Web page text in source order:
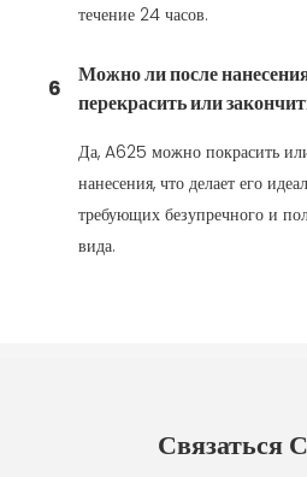
течение 24 часов.
6
Можно ли после
перекрасить или
Да, A625 можно покрасить
нанесения, что делает его
требующих безупречного и
вида.
Связаться